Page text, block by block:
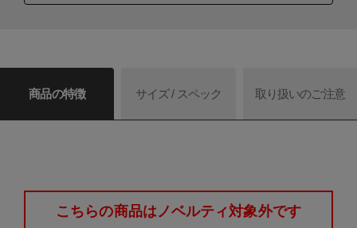
商品の特徴 サイズ / スペック 取り扱いのご注意
こちらの商品はノベルティ対象外です